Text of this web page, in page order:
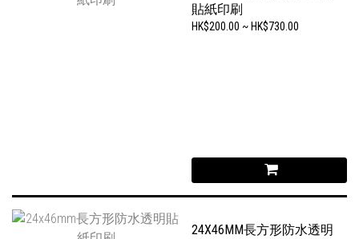
貼紙印刷
HK$200.00 ~ HK$730.00
24X46MM長方形防水透明